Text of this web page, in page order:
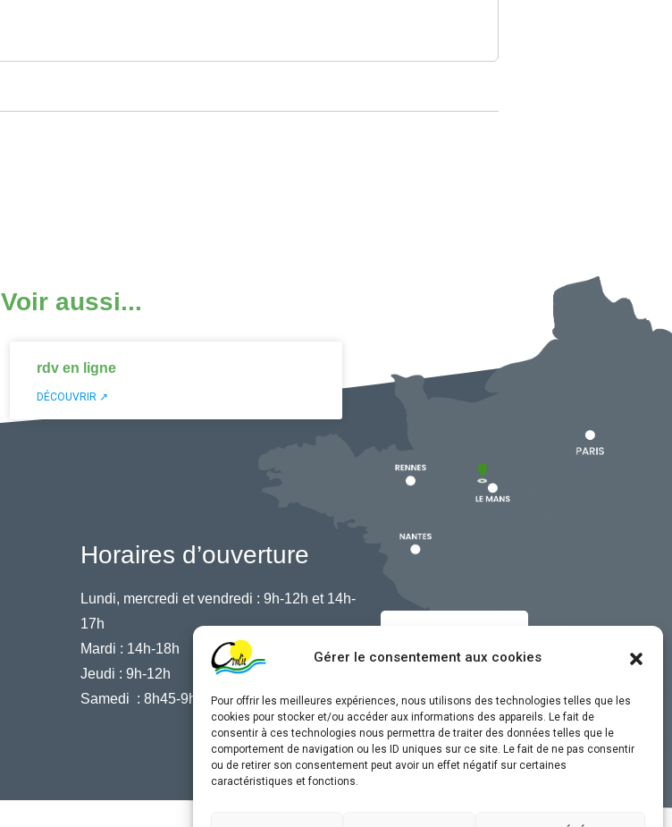
Gérer le consentement aux cookies
Pour offrir les meilleures expériences, nous utilisons des technologies telles que les
cookies pour stocker et/ou accéder aux informations des appareils. Le fait de
consentir à ces technologies nous permettra de traiter des données telles que le
comportement de navigation ou les ID uniques sur ce site. Le fait de ne pas consentir
ou de retirer son consentement peut avoir un effet négatif sur certaines
caractéristiques et fonctions.
Voir aussi...
rdv en ligne
DÉCOUVRIR ↗
Horaires d’ouverture
Lundi, mercredi et vendredi : 9h-12h et 14h-
17h
Mardi : 14h-18h
Jeudi : 9h-12h
Samedi : 8h45-9h45